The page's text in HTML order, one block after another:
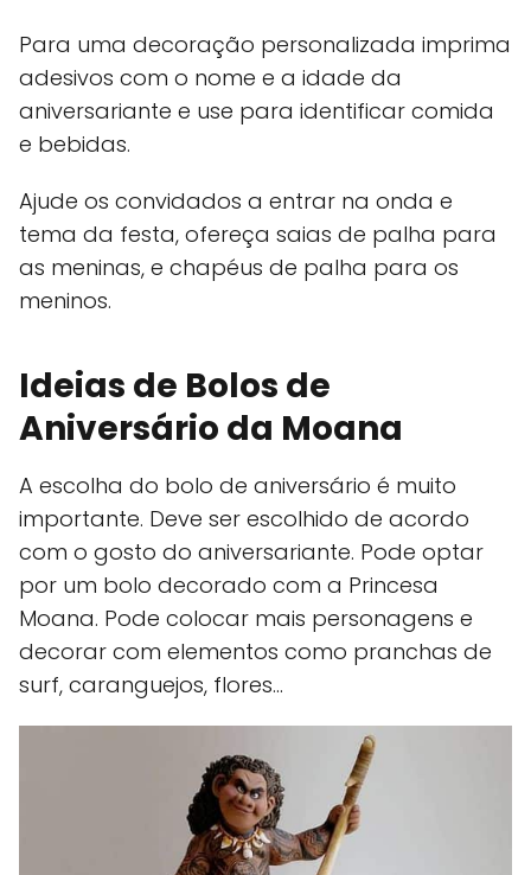
Para uma decoração personalizada imprima
adesivos com o nome e a idade da
aniversariante e use para identificar comida
e bebidas.
Ajude os convidados a entrar na onda e
tema da festa, ofereça saias de palha para
as meninas, e chapéus de palha para os
meninos.
Ideias de Bolos de
Aniversário da Moana
A escolha do bolo de aniversário é muito
importante. Deve ser escolhido de acordo
com o gosto do aniversariante. Pode optar
por um bolo decorado com a Princesa
Moana. Pode colocar mais personagens e
decorar com elementos como pranchas de
surf, caranguejos, flores…